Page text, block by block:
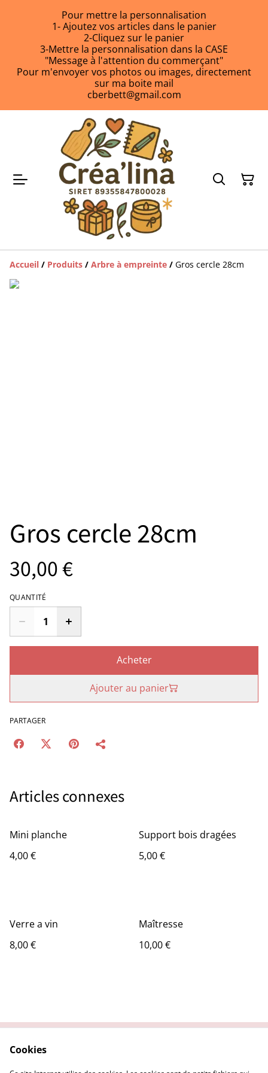
Pour mettre la personnalisation
1- Ajoutez vos articles dans le panier
2-Cliquez sur le panier
3-Mettre la personnalisation dans la CASE
"Message à l'attention du commerçant"
Pour m'envoyer vos photos ou images, directement
sur ma boite mail
cberbett@gmail.com
Accueil / Produits / Arbre à empreinte / Gros cercle 28cm
Gros cercle 28cm
30,00 €
QUANTITÉ
Acheter
Ajouter au panier
PARTAGER
Articles connexes
Mini planche
4,00 €
Support bois dragées
5,00 €
Verre a vin
8,00 €
Maîtresse
10,00 €
Politique de
Politique de cookies
Cookies